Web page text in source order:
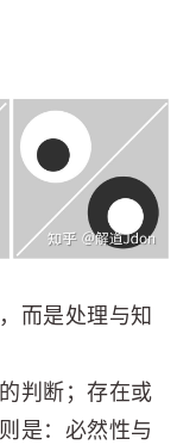
而是处理与知
判断；存在或
是：必然性与